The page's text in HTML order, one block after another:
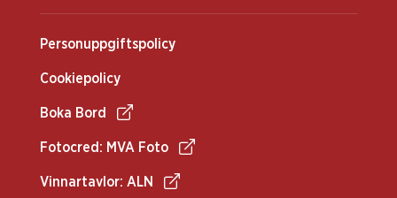
Personuppgiftspolicy
Cookiepolicy
Boka Bord
Fotocred: MVA Foto
Vinnartavlor: ALN